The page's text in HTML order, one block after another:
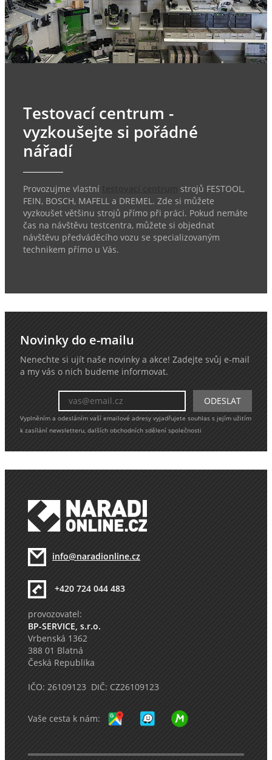
Testovací centrum -
vyzkoušejte si pořádné
nářadí
Provozujme vlastní
strojů FESTOOL,
FEIN, BOSCH, MAFELL a DREMEL. Zde si můžete
vyzkoušet většinu strojů přímo při práci. Pokud nemáte
čas na návštěvu testcentra, můžete si objednat
návštěvu předváděcího vozu se specializovaným
technikem přímo u Vás.
Novinky do e-mailu
Nenechte si ujít naše novinky a akce! Zadejte svůj e-mail
a my vás o nich budeme informovat.
Vyplněním a odesláním vaší emailové adresy vyjadřujete souhlas s jejím užitím
k zasílání newsletteru, dalších obchodních sdělení společnosti
info@naradionline.cz
+420 724 044 483
provozovatel:
BP-SERVICE, s.r.o.
Vrbenská 1362
388 01 Blatná
Česká Republika
IČO: 26109123 DIČ: CZ26109123
Vaše cesta k nám: